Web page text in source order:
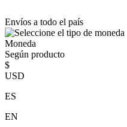
Envíos a todo el país
Moneda
Según producto
$
USD
ES
EN